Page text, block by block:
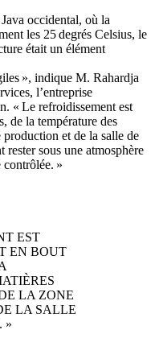
occidental, où la
les 25 degrés Celsius, le
était un élément
», indique M. Rahardja
l’entreprise
« Le refroidissement est
de la température des
production et de la salle de
sous une atmosphère
contrôlée. »
EST
EN BOUT
LA ZONE
LA SALLE
»